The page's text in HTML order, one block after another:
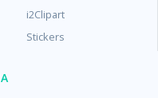
i2Clipart
Stickers